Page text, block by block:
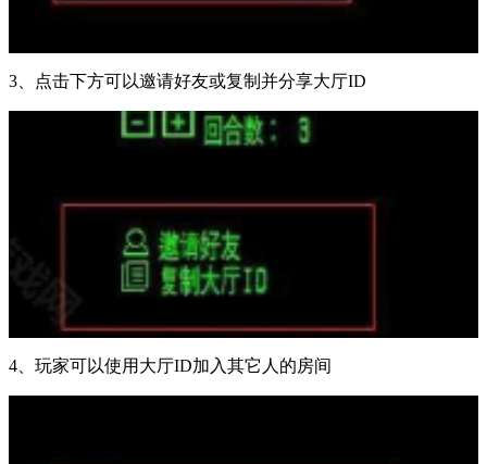
3、点击下方可以邀请好友或复制并分享大厅ID
4、玩家可以使用大厅ID加入其它人的房间